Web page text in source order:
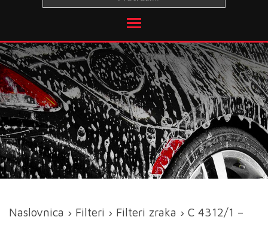
Naslovnica › Filteri › Filteri zraka › C 4312/1 –